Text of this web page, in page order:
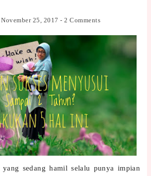
November 25, 2017-2 Comments
yang sedang hamil selalu punya impian